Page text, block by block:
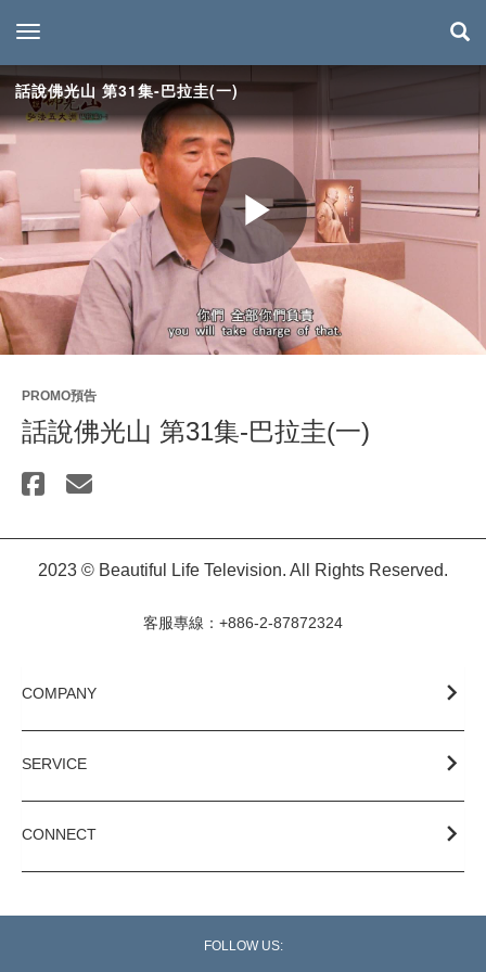
toggle navigation
話說佛光山 第31集-巴拉圭(一)
Play
Video
PROMO預告
話說佛光山 第31集-巴拉圭(一)
2023 © Beautiful Life Television. All Rights Reserved.
客服專線：+886-2-87872324
COMPANY
SERVICE
CONNECT
FOLLOW US: